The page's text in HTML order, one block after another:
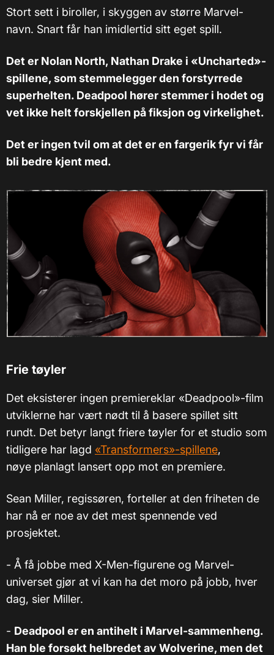
Stort sett i biroller, i skyggen av større Marvel-
navn. Snart får han imidlertid sitt eget spill.
Det er Nolan North, Nathan Drake i «Uncharted»-
spillene, som stemmelegger den forstyrrede
superhelten. Deadpool hører stemmer i hodet og
vet ikke helt forskjellen på fiksjon og virkelighet.
Det er ingen tvil om at det er en fargerik fyr vi får
bli bedre kjent med.
Frie tøyler
Det eksisterer ingen premiereklar «Deadpool»-film
utviklerne har vært nødt til å basere spillet sitt
rundt. Det betyr langt friere tøyler for et studio som
tidligere har lagd «Transformers»-spillene,
nøye planlagt lansert opp mot en premiere.
Sean Miller, regissøren, forteller at den friheten de
har nå er noe av det mest spennende ved
prosjektet.
- Å få jobbe med X-Men-figurene og Marvel-
universet gjør at vi kan ha det moro på jobb, hver
dag, sier Miller.
- Deadpool er en antihelt i Marvel-sammenheng.
Han ble forsøkt helbredet av Wolverine, men det